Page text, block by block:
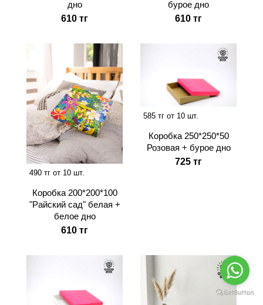
дно
610 тг
бурое дно
610 тг
490 тг от 10 шт.
Коробка 200*200*100
"Райский сад" белая +
белое дно
610 тг
585 тг от 10 шт.
Коробка 250*250*50
Розовая + бурое дно
725 тг